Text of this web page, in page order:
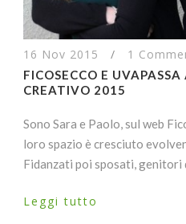
16 Nov 2015 / 1
FICOSECCO E
CREATIVO 2015
Sono Sara e Paolo, sul web
loro spazio è cresciuto
Fidanzati poi sposati, genitori
Leggi tutto